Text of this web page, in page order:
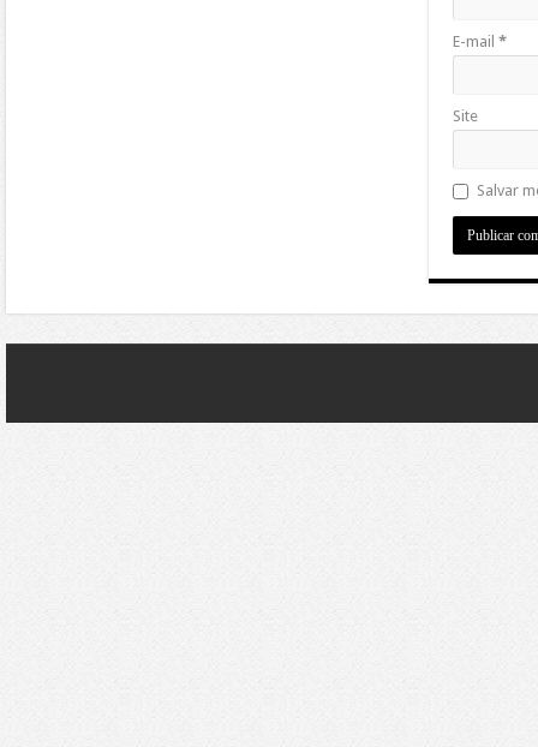
E-mail *
Site
Salvar